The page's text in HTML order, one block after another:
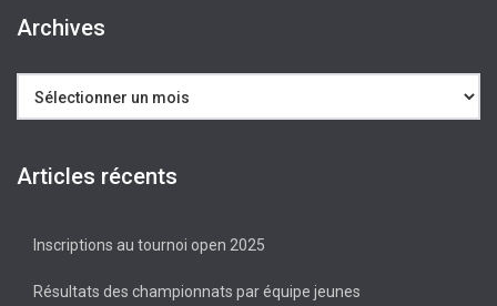
Archives
Articles récents
Inscriptions au tournoi open 2025
Résultats des championnats par équipe jeunes